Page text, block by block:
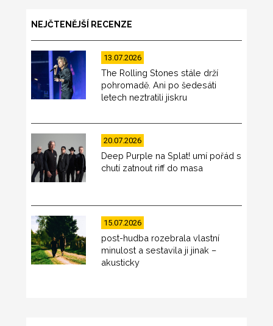
NEJČTENĚJŠÍ RECENZE
13.07.2026
The Rolling Stones stále drží
pohromadě. Ani po šedesáti
letech neztratili jiskru
20.07.2026
Deep Purple na Splat! umí pořád s
chutí zatnout riff do masa
15.07.2026
post-hudba rozebrala vlastní
minulost a sestavila ji jinak –
akusticky